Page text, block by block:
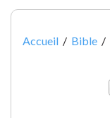
Accueil / Bible /